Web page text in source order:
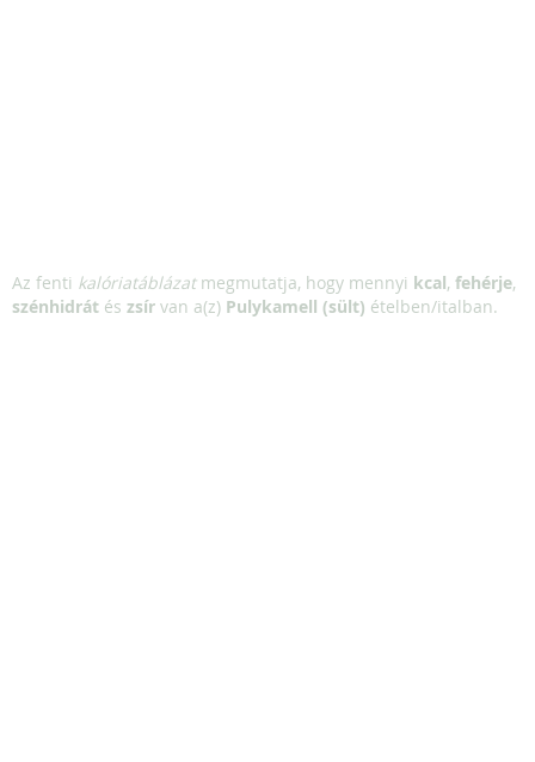
Az fenti kalóriatáblázatmegmutatja, hogy mennyi kcal, fehérje,
szénhidrát és zsír van a(z) Pulykamell (sült) ételben/italban.